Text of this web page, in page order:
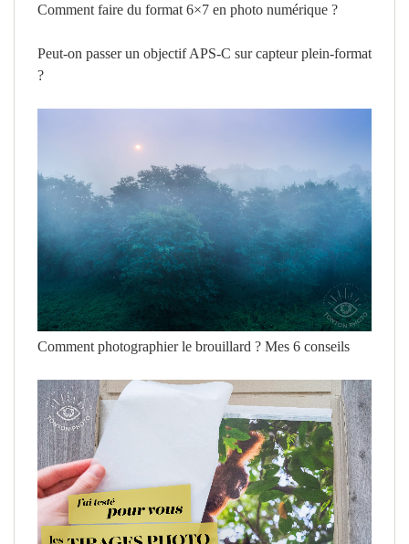
Comment faire du format 6×7 en photo numérique ?
Peut-on passer un objectif APS-C sur capteur plein-format
?
Comment photographier le brouillard ? Mes 6 conseils